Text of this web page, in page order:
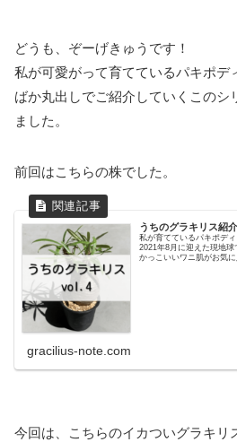
どうも、ぞーげきゅうです！
私が可愛がって育てているパキポデ
ばか丸出しでご紹介していくこのシ
ました。
前回はこちらの株でした。
うちのグラキリス紹
私が育てているパキポデ
2021年8月に迎えた現地球
かっこいいワニ肌がお気
gracilius-note.com
今回は、こちらのイカついグラキリ